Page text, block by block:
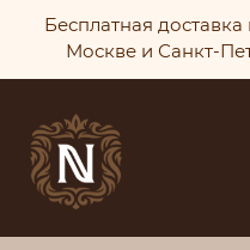
Бесплатная
Москве и Санкт-